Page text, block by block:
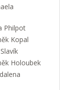
Philpot
Kopal
Holoubek